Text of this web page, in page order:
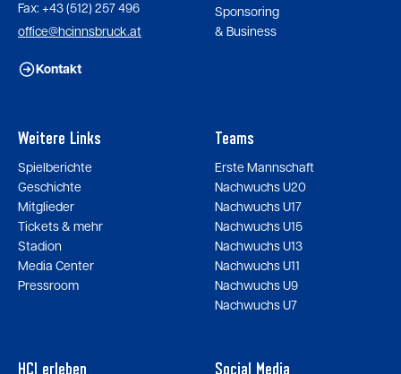
Fax: +43 (512) 257 496
office@hcinnsbruck.at
Kontakt
Sponsoring
& Business
Weitere Links
Spielberichte
Geschichte
Mitglieder
Tickets & mehr
Stadion
Media Center
Pressroom
Teams
Erste Mannschaft
Nachwuchs U20
Nachwuchs U17
Nachwuchs U15
Nachwuchs U13
Nachwuchs U11
Nachwuchs U9
Nachwuchs U7
HCI erleben Social Media